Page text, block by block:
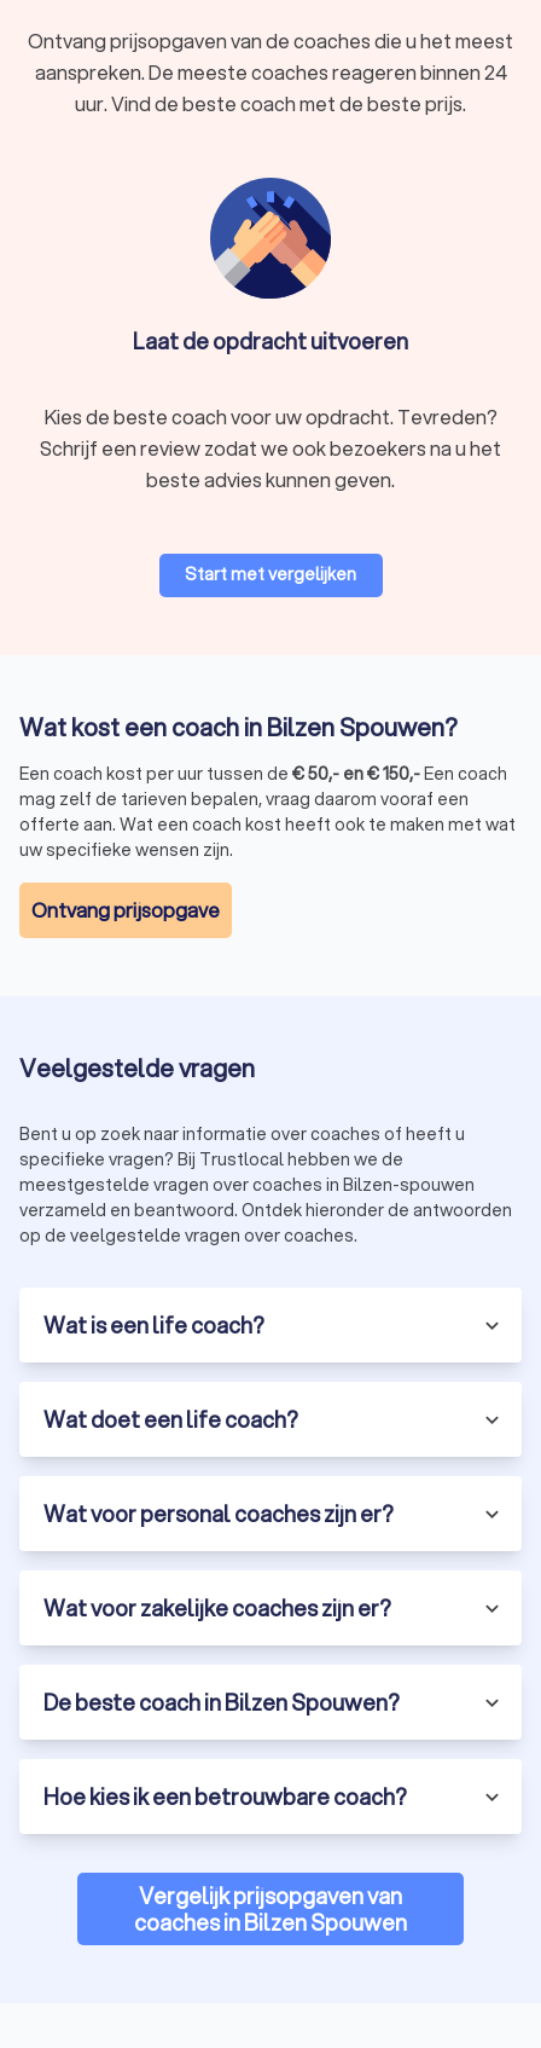
om van daaruit het team in beweging te krijgen om zich
verder te ontwikkelen.
In Bilzen Spouwen hebben wij 59 goede coaches gevonden.
De coaches in Bilzen Spouwen hebben een gemiddelde
situatie. We kunnen u ook helpen door direct prijsopgaven aan
te vragen bij verschillende coaches. Zo kunt u eenvoudig de
tarieven vergelijken en de coach kiezen die het beste bij u
Ontvang prijsopgaven van de coaches die u het meest
aanspreken. De meeste coaches reageren binnen 24
uur. Vind de beste coach met de beste prijs.
Laat de opdracht uitvoeren
Kies de beste coach voor uw opdracht. Tevreden?
Schrijf een review zodat we ook bezoekers na u het
beste advies kunnen geven.
Start met vergelijken
Wat kost een coach in Bilzen Spouwen?
Een coach kost per uur tussen de €50,- en€150,-Een coach
mag zelf de tarieven bepalen, vraag daarom vooraf een
offerte aan. Wat een coach kost heeft ook te maken met wat
uw specifieke wensen zijn.
Ontvang prijsopgave
Veelgestelde vragen
Bent u op zoek naar informatie over coaches of heeft u
specifieke vragen? Bij Trustlocal hebben we de
meestgestelde vragen over coaches in Bilzen-spouwen
verzameld en beantwoord. Ontdek hieronder de antwoorden
op de veelgestelde vragen over coaches.
Wat is een life coach?
Wat doet een life coach?
Wat voor personal coaches zijn er?
Wat voor zakelijke coaches zijn er?
De beste coach in Bilzen Spouwen?
Hoe kies ik een betrouwbare coach?
Vergelijk prijsopgaven van
coaches in Bilzen Spouwen